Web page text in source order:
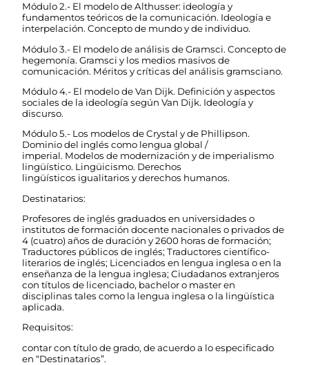
Módulo 2.- El modelo de Althusser: ideología y
fundamentos teóricos de la comunicación. Ideología e
interpelación. Concepto de mundo y de individuo.
Módulo 3.- El modelo de análisis de Gramsci. Concepto de
hegemonía. Gramsci y los medios masivos de
comunicación. Méritos y críticas del análisis gramsciano.
Módulo 4.- El modelo de Van Dijk. Definición y aspectos
sociales de la ideología según Van Dijk. Ideología y
discurso.
Módulo 5.- Los modelos de Crystal y de Phillipson.
Dominio del inglés como lengua global /
imperial. Modelos de modernización y de imperialismo
lingüístico. Lingüicismo. Derechos
lingüísticos igualitarios y derechos humanos.
Destinatarios:
Profesores de inglés graduados en universidades o
institutos de formación docente nacionales o privados de
4 (cuatro) años de duración y 2600 horas de formación;
Traductores públicos de inglés; Traductores científico-
literarios de inglés; Licenciados en lengua inglesa o en la
enseñanza de la lengua inglesa; Ciudadanos extranjeros
con títulos de licenciado, bachelor o master en
disciplinas tales como la lengua inglesa o la lingüística
aplicada.
Requisitos:
contar con título de grado, de acuerdo a lo especificado
en “Destinatarios”.